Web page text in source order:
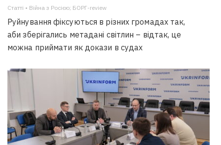
Статті • Війна з Росією; БОРГ-review
Руйнування фіксуються в різних громадах так,
аби зберігались метадані світлин – відтак, це
можна приймати як докази в судах